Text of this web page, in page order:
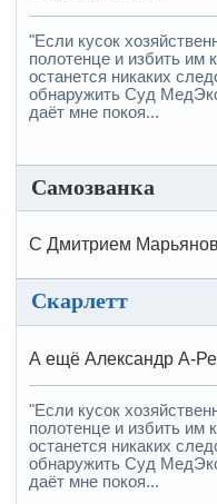
"Если кусок
полотенце и избить им
останется никаких
обнаружить Суд
даёт мне покоя...
Самозванка
С Дмитрием
Скарлетт
А ещё Александр А-
"Если кусок
полотенце и избить им
останется никаких
обнаружить Суд
даёт мне покоя...